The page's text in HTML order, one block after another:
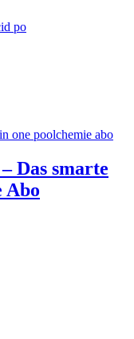
Das smarte
Abo